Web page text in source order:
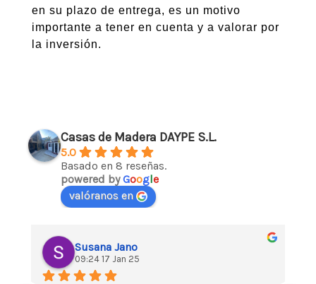
en su plazo de entrega, es un motivo
importante a tener en cuenta y a valorar por
la inversión.
Casas de Madera DAYPE S.L.
5.0
Basado en 8 reseñas.
powered byGoogle
valóranos en
Susana Jano
09:24 17 Jan 25